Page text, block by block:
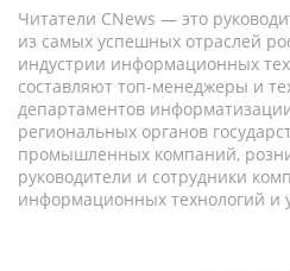
Читатели CNews — это
из самых успешных отраслей
индустрии информационных
составляют топ-менеджеры и
департаментов
региональных органов
промышленных компаний,
руководители и сотрудники
информационных технологий и